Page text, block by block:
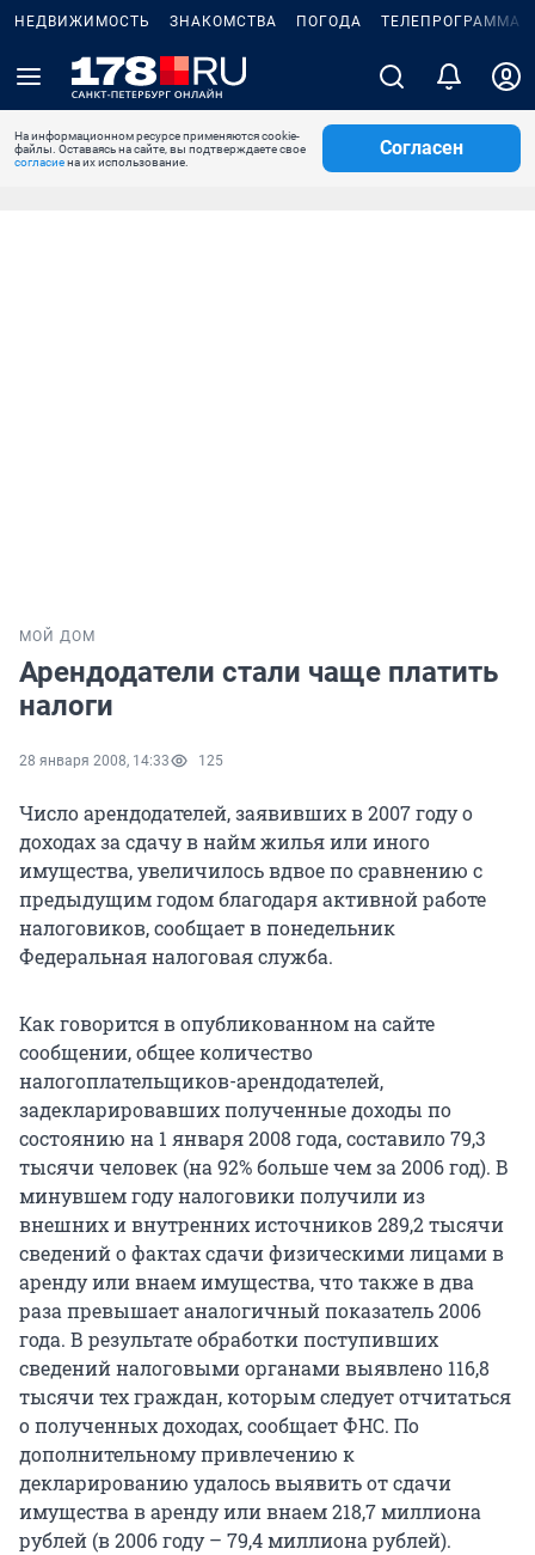
НЕДВИЖИМОСТЬ ЗНАКОМСТВА ПОГОДА ТЕЛЕПРОГРАММА
На информационном ресурсе применяются cookie-
файлы. Оставаясь на сайте, вы подтверждаете свое
согласиена их использование.
Согласен
МОЙ ДОМ
Арендодатели стали чаще платить
налоги
28 января 2008, 14:33 125
Число арендодателей, заявивших в 2007 году о
доходах за сдачу в найм жилья или иного
имущества, увеличилось вдвое по сравнению с
предыдущим годом благодаря активной работе
налоговиков, сообщает в понедельник
Федеральная налоговая служба.
Как говорится в опубликованном на сайте
сообщении, общее количество
налогоплательщиков-арендодателей,
задекларировавших полученные доходы по
состоянию на 1 января 2008 года, составило 79,3
тысячи человек (на 92% больше чем за 2006 год). В
минувшем году налоговики получили из
внешних и внутренних источников 289,2 тысячи
сведений о фактах сдачи физическими лицами в
аренду или внаем имущества, что также в два
раза превышает аналогичный показатель 2006
года. В результате обработки поступивших
сведений налоговыми органами выявлено 116,8
тысячи тех граждан, которым следует отчитаться
о полученных доходах, сообщает ФНС. По
дополнительному привлечению к
декларированию удалось выявить от сдачи
имущества в аренду или внаем 218,7 миллиона
рублей (в 2006 году – 79,4 миллиона рублей).